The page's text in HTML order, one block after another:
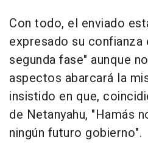
Con todo, el enviado
expresado su confianza
segunda fase" aunque
aspectos abarcará la
insistido en que,
de Netanyahu, "Hamás
ningún futuro gobierno".